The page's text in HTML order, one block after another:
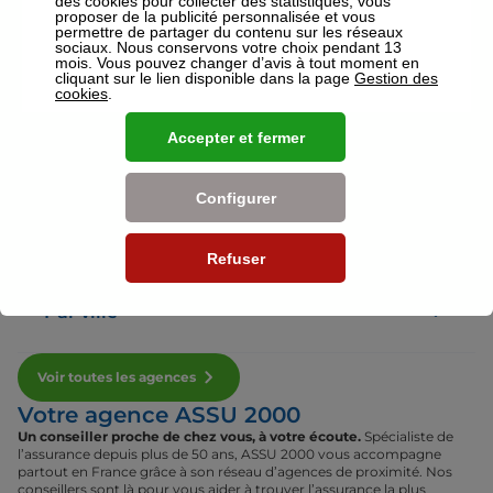
Voir plus
Nos établissements
Par département
Par ville
Voir toutes les agences
Votre agence ASSU 2000
Un conseiller proche de chez vous, à votre écoute. Spécialiste de
l’assurance depuis plus de 50 ans, ASSU 2000 vous accompagne
partout en France grâce à son réseau d’agences de proximité. Nos
conseillers sont là pour vous aider à trouver l’assurance la plus
proposer de la publicité personnalisée et vous
permettre de partager du contenu sur les réseaux
sociaux. Nous conservons votre choix pendant 13
mois. Vous pouvez changer d’avis à tout moment en
cliquant sur le lien disponible dans la page Gestion des
cookies
Refuser
Configurer
Accepter et fermer